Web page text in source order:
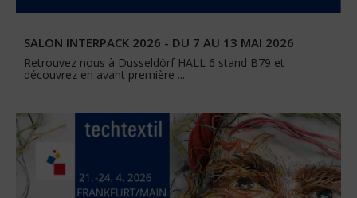
SALON INTERPACK 2026 - DU 7 AU 13 MAI 2026
Retrouvez nous à Dusseldörf HALL 6 stand B79 et
découvrez en avant première ...